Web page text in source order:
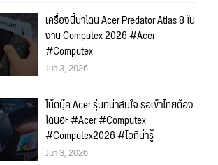
เครื่องนี้น่าโดน Acer Predator Atlas 8 ใน
งาน Computex 2026 #Acer
#Computex
Jun 3, 2026
โน้ตบุ๊ค Acer รุ่นที่น่าสนใจ รอเข้าไทยต้อง
โดนฮะ #Acer #Computex
#Computex2026 #ไอทีน่ารู้
Jun 3, 2026